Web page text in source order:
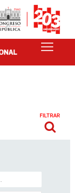
FILTRAR